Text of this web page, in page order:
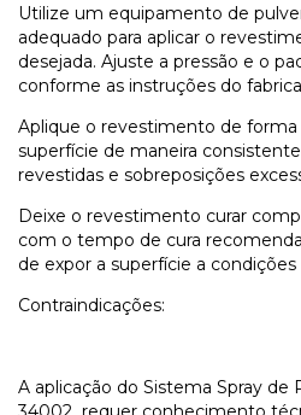
Utilize um equipamento de
adequado para aplicar o
desejada. Ajuste a pressão e o
conforme as instruções do
Aplique o revestimento de
superfície de maneira
revestidas e sobreposições
Deixe o revestimento curar
com o tempo de cura
de expor a superfície a
Contraindicações:
A aplicação do Sistema Spray de